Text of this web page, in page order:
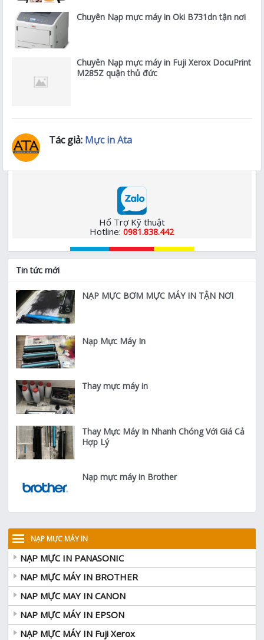
Chuyên Nạp mực máy in Oki B731dn tận nơi
Chuyên Nạp mực máy in Fuji Xerox DocuPrint
M285Z quận thủ đức
Tác giả: Mực in Ata
Hổ Trợ Kỹ thuật
Hotline:0981.838.442
Tin tức mới
NẠP MỰC BƠM MỰC MÁY IN TẬN NƠI
Nạp Mực Máy In
Thay mực máy in
Thay Mực Máy In Nhanh Chóng Với Giá Cả
Hợp Lý
Nạp mực máy in Brother
NẠP MỰC MÁY IN
NẠP MỰC IN PANASONIC
NAP MỰC MÁY IN BROTHER
NAP MỰC MAY IN CANON
NAP MỰC MÁY IN EPSON
NẠP MỰC MÁY IN Fuji Xerox